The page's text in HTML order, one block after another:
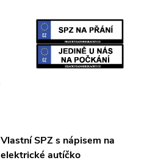
Vlastní SPZ s nápisem na
elektrické autíčko